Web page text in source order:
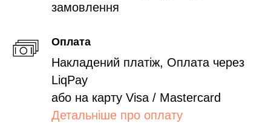
замовлення
Оплата
Накладений платіж, Оплата через
LiqPay
або на карту Visa / Mastercard
Детальніше про оплату